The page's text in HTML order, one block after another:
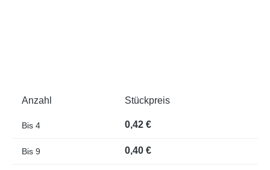
Anzahl Stückpreis
Bis 4 0,42 €
Bis 9 0,40 €